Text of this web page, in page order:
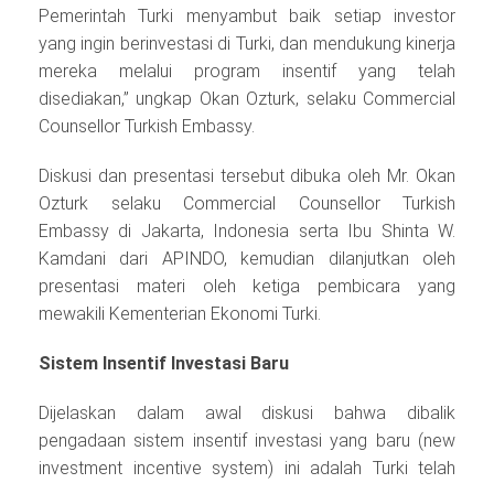
Pemerintah Turki menyambut baik setiap investor
yang ingin berinvestasi di Turki, dan mendukung kinerja
mereka melalui program insentif yang telah
disediakan,” ungkap Okan Ozturk, selaku Commercial
Counsellor Turkish Embassy.
Diskusi dan presentasi tersebut dibuka oleh Mr. Okan
Ozturk selaku Commercial Counsellor Turkish
Embassy di Jakarta, Indonesia serta Ibu Shinta W.
Kamdani dari APINDO, kemudian dilanjutkan oleh
presentasi materi oleh ketiga pembicara yang
mewakili Kementerian Ekonomi Turki.
Sistem Insentif Investasi Baru
Dijelaskan dalam awal diskusi bahwa dibalik
pengadaan sistem insentif investasi yang baru (new
investment incentive system) ini adalah Turki telah